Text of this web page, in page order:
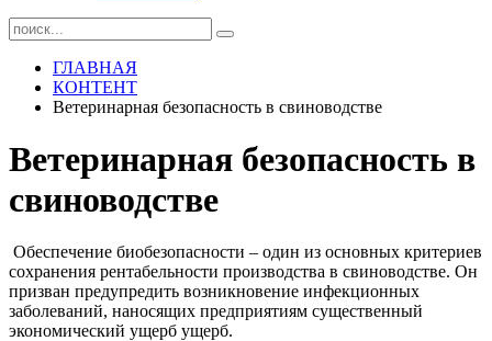
ГЛАВНАЯ
КОНТЕНТ
Ветеринарная безопасность в свиноводстве
Ветеринарная безопасность в
свиноводстве
Обеспечение биобезопасности – один из основных критериев
сохранения рентабельности производства в свиноводстве. Он
призван предупредить возникновение инфекционных
заболеваний, наносящих предприятиям существенный
экономический ущерб ущерб.